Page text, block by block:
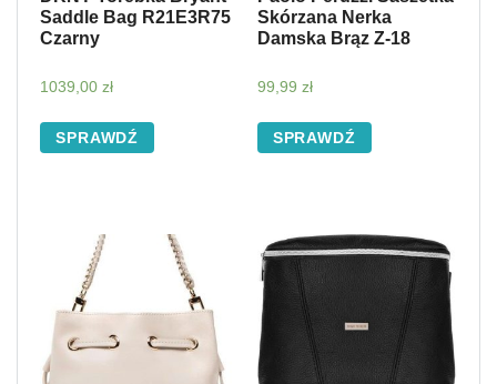
Saddle Bag R21E3R75
Czarny
1039,00 zł
SPRAWDŹ
Skórzana Nerka
Damska Brąz Z-18
99,99 zł
SPRAWDŹ